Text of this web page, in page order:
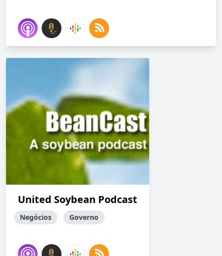
United Soybean Podcast
Negócios Governo